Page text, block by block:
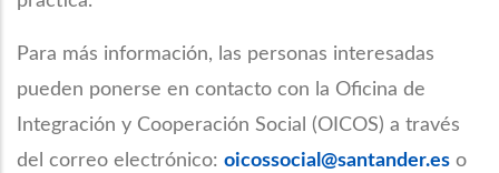
Para más información, las personas interesadas
pueden ponerse en contacto con la Oficina de
Integración y Cooperación Social (OICOS) a través
del correo electrónico: oicossocial@santander.es o